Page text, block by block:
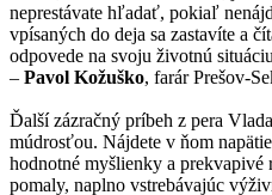
neprestávate hľadať, pokiaľ
vpísaných do deja sa zastavíte a
odpovede na svoju životnú
– Pavol Kožuško, farár Prešov-
Ďalší zázračný príbeh z pera
múdrosťou. Nájdete v ňom
hodnotné myšlienky a
pomaly, naplno vstrebávajúc